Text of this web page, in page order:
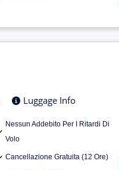
Luggage Info
Nessun Addebito Per I Ritardi Di
Volo
Cancellazione Gratuita (12 Ore)